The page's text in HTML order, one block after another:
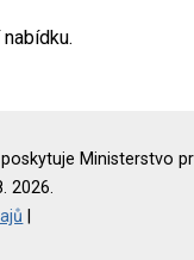
Ministerstvo
2026.